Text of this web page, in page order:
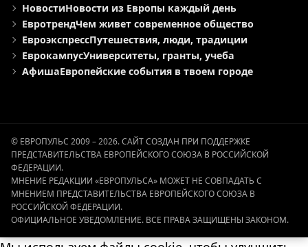
НовостиНовости из Европы каждый день
ЕвротрендЧем живет современное общество
ЕвроэкспрессПутешествия, люди, традиции
ЕврокампусУниверситеты, гранты, учеба
АфишаЕвропейские события в твоем городе
© ЕВРОПУЛЬС 2009 – 2026. САЙТ СОЗДАН ПРИ ПОДДЕРЖКЕ
ПРЕДСТАВИТЕЛЬСТВА ЕВРОПЕЙСКОГО СОЮЗА В РОССИЙСКОЙ
ФЕДЕРАЦИИ.
МНЕНИЕ РЕДАКЦИИ «ЕВРОПУЛЬСА» МОЖЕТ НЕ СОВПАДАТЬ С
МНЕНИЕМ ПРЕДСТАВИТЕЛЬСТВА ЕВРОПЕЙСКОГО СОЮЗА В
РОССИЙСКОЙ ФЕДЕРАЦИИ.
ОФИЦИАЛЬНОЕ УВЕДОМЛЕНИЕ. ВСЕ ПРАВА ЗАЩИЩЕНЫ ЗАКОНОМ.